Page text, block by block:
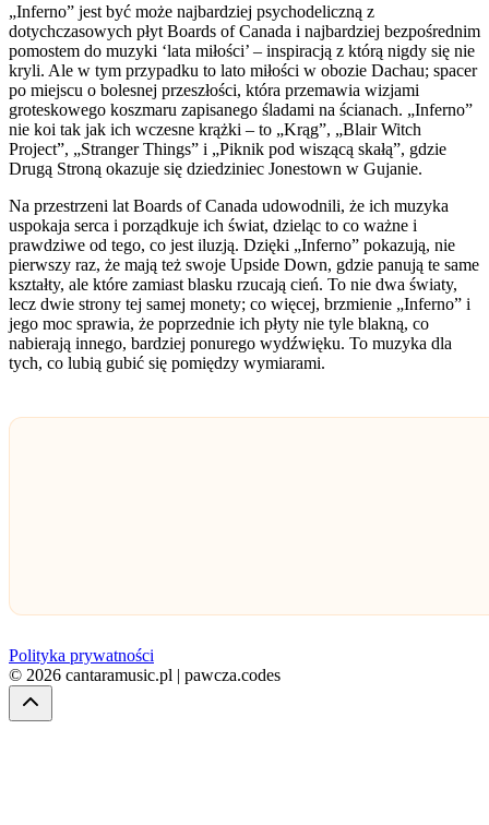
„Inferno” jest być może najbardziej psychodeliczną z
dotychczasowych płyt Boards of Canada i najbardziej bezpośrednim
pomostem do muzyki ‘lata miłości’ – inspiracją z którą nigdy się nie
kryli. Ale w tym przypadku to lato miłości w obozie Dachau; spacer
po miejscu o bolesnej przeszłości, która przemawia wizjami
groteskowego koszmaru zapisanego śladami na ścianach. „Inferno”
nie koi tak jak ich wczesne krążki – to „Krąg”, „Blair Witch
Project”, „Stranger Things” i „Piknik pod wiszącą skałą”, gdzie
Drugą Stroną okazuje się dziedziniec Jonestown w Gujanie.
Na przestrzeni lat Boards of Canada udowodnili, że ich muzyka
uspokaja serca i porządkuje ich świat, dzieląc to co ważne i
prawdziwe od tego, co jest iluzją. Dzięki „Inferno” pokazują, nie
pierwszy raz, że mają też swoje Upside Down, gdzie panują te same
kształty, ale które zamiast blasku rzucają cień. To nie dwa światy,
lecz dwie strony tej samej monety; co więcej, brzmienie „Inferno” i
jego moc sprawia, że poprzednie ich płyty nie tyle blakną, co
nabierają innego, bardziej ponurego wydźwięku. To muzyka dla
tych, co lubią gubić się pomiędzy wymiarami.
Polityka prywatności
© 2026 cantaramusic.pl | pawcza.codes